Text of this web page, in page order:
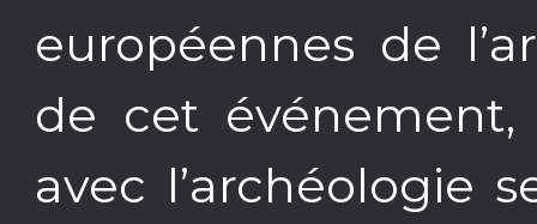
européennes de
de cet
avec l’archéologie